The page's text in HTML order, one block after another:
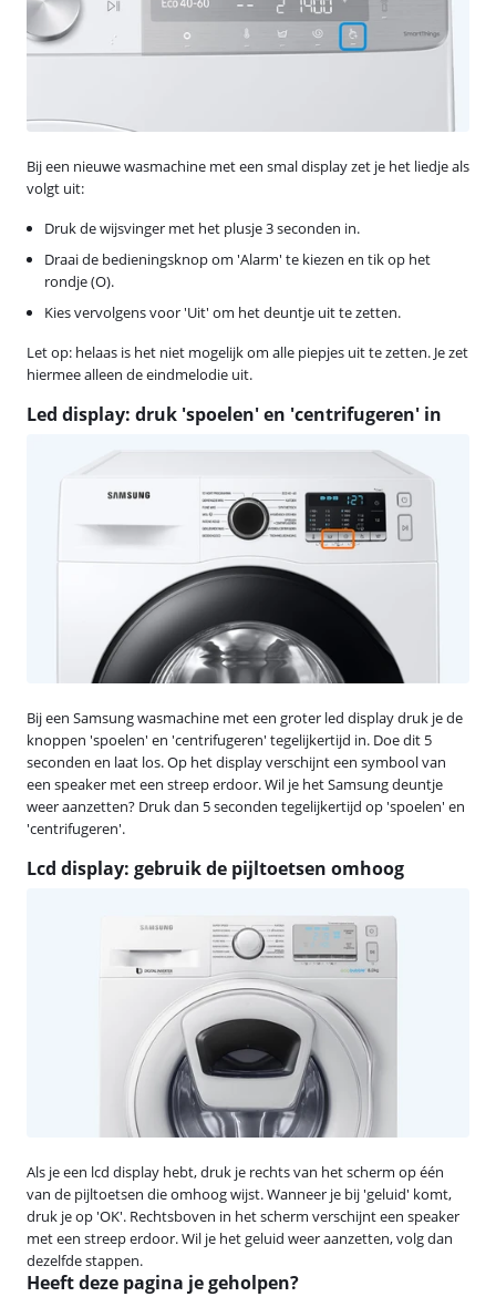
Bij een nieuwe wasmachine met een smal display zet je het liedje als
volgt uit:
Druk de wijsvinger met het plusje 3 seconden in.
Draai de bedieningsknop om 'Alarm' te kiezen en tik op het
rondje (O).
Kies vervolgens voor 'Uit' om het deuntje uit te zetten.
Let op: helaas is het niet mogelijk om alle piepjes uit te zetten. Je zet
hiermee alleen de eindmelodie uit.
Led display: druk 'spoelen' en 'centrifugeren' in
Bij een Samsung wasmachine met een groter led display druk je de
knoppen 'spoelen' en 'centrifugeren' tegelijkertijd in. Doe dit 5
seconden en laat los. Op het display verschijnt een symbool van
een speaker met een streep erdoor. Wil je het Samsung deuntje
weer aanzetten? Druk dan 5 seconden tegelijkertijd op 'spoelen' en
'centrifugeren'.
Lcd display: gebruik de pijltoetsen omhoog
Als je een lcd display hebt, druk je rechts van het scherm op één
van de pijltoetsen die omhoog wijst. Wanneer je bij 'geluid' komt,
druk je op 'OK'. Rechtsboven in het scherm verschijnt een speaker
met een streep erdoor. Wil je het geluid weer aanzetten, volg dan
dezelfde stappen.
Heeft deze pagina je geholpen?